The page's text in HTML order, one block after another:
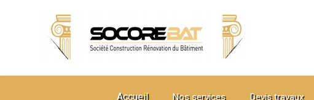
Accueil Nos services Devis travaux